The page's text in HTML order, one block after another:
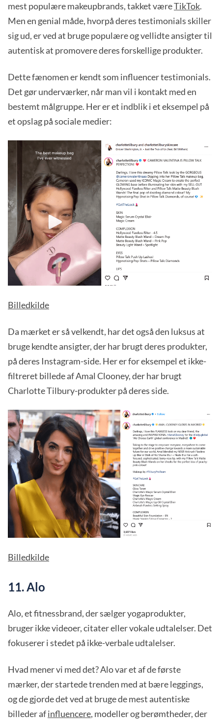
mest populære makeupbrands, takket væreTikTok.
Men en genial måde, hvorpå deres testimonials skiller
sig ud, er ved at bruge populære og vellidte ansigter til
autentisk at promovere deres forskellige produkter.
Dette fænomen er kendt som influencer testimonials.
Det gør underværker, når man vil i kontakt med en
bestemt målgruppe. Her er et indblik i et eksempel på
et opslag på sociale medier:
Billedkilde
Da mærket er så velkendt, har det også den luksus at
bruge kendte ansigter, der har brugt deres produkter,
på deres Instagram-side. Her er for eksempel et ikke-
filtreret billede af Amal Clooney, der har brugt
Charlotte Tilbury-produkter på deres side.
Billedkilde
11. Alo
Alo, et fitnessbrand, der sælger yogaprodukter,
bruger ikke videoer, citater eller vokale udtalelser. Det
fokuserer i stedet på ikke-verbale udtalelser.
Hvad mener vi med det? Alo var et af de første
mærker, der startede trenden med at bære leggings,
og de gjorde det ved at bruge de mest autentiske
billeder afinfluencere, modeller og berømtheder, der